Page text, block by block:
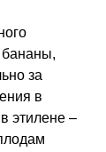
за
в
этилене –